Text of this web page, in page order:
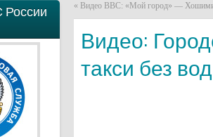
« Видео ВВС: «Мой город» —
Видео:
такси без